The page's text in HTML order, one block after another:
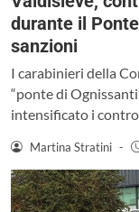
durante il
sanzioni
I carabinieri della
“ponte di
intensificato i
Martina Stratini -